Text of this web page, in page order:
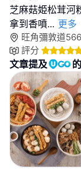
芝麻菇姫松茸河
拿到香噴... 更多
旺角彌敦道
評分
文章提及